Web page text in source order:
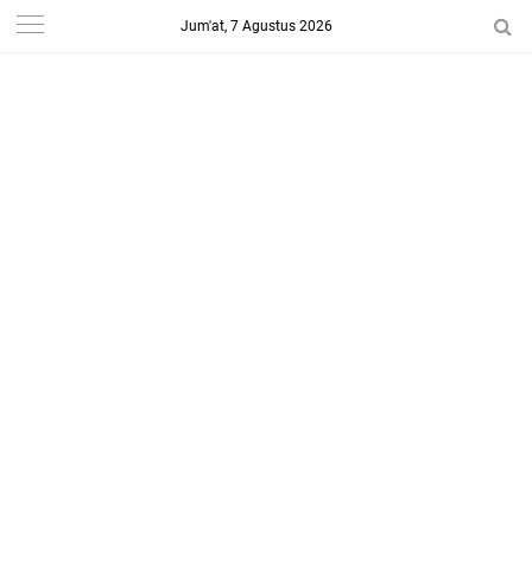
Jum'at, 7 Agustus 2026